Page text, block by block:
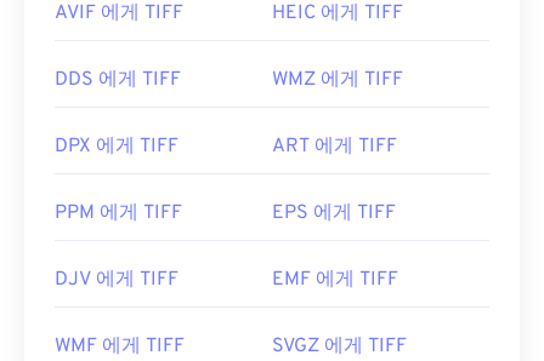
AVIF 에게 TIFF HEIC 에게 TIFF
DDS 에게 TIFF WMZ 에게 TIFF
DPX 에게 TIFF ART 에게 TIFF
PPM 에게 TIFF EPS 에게 TIFF
DJV 에게 TIFF EMF 에게 TIFF
WMF 에게 TIFF SVGZ 에게 TIFF